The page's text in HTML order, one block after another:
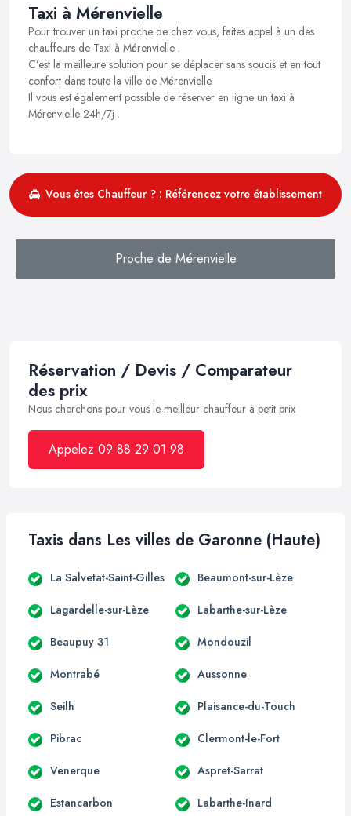
Taxi à Mérenvielle
Pour trouver un taxi proche de chez vous, faites appel à un des
chauffeurs de Taxi à Mérenvielle .
C’est la meilleure solution pour se déplacer sans soucis et en tout
confort dans toute la ville de Mérenvielle.
Il vous est également possible de réserver en ligne un taxi à
Mérenvielle 24h/7j .
Vous êtes Chauffeur ? : Référencez votre établissement
Proche de Mérenvielle
Réservation / Devis / Comparateur
des prix
Nous cherchons pour vous le meilleur chauffeur à petit prix
Appelez 09 88 29 01 98
Taxis dans Les villes de Garonne (Haute)
La Salvetat-Saint-Gilles Beaumont-sur-Lèze
Lagardelle-sur-Lèze Labarthe-sur-Lèze
Beaupuy 31 Mondouzil
Montrabé Aussonne
Seilh Plaisance-du-Touch
Pibrac Clermont-le-Fort
Venerque Aspret-Sarrat
Estancarbon Labarthe-Inard